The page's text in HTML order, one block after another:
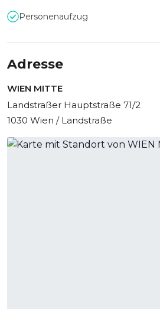
Personenaufzug
Adresse
WIEN MITTE
Landstraßer Hauptstraße 71/2
1030 Wien / Landstraße